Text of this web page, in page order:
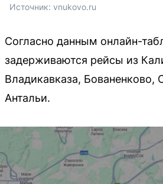
Источник: vnukovo.ru
Согласно данным онлайн-
задерживаются рейсы из
Владикавказа, Бованенково,
Антальи.